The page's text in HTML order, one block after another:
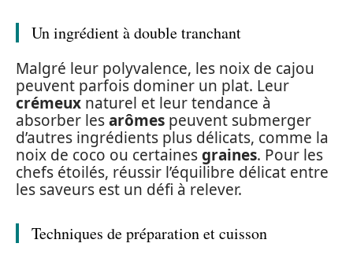
Un ingrédient à double tranchant
Malgré leur polyvalence, les noix de cajou
peuvent parfois dominer un plat. Leur
crémeux naturel et leur tendance à
absorber lesarômes peuvent submerger
d’autres ingrédients plus délicats, comme la
noix de coco ou certainesgraines. Pour les
chefs étoilés, réussir l’équilibre délicat entre
les saveurs est un défi à relever.
Techniques de préparation et cuisson